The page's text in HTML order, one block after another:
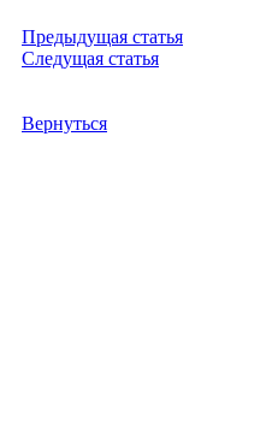
Предыдущая статья
Следущая статья
Вернуться